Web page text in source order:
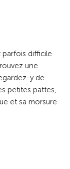
parfois difficile
une
y de
petites pattes,
et sa morsure